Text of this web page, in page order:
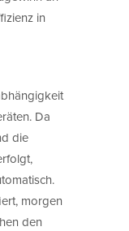
in
Da
die
morgen
den